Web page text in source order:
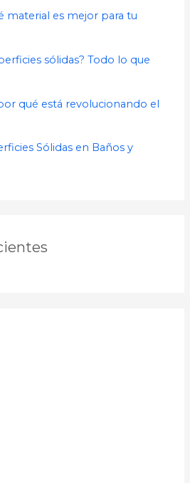
material es mejor para tu
sólidas? Todo lo que
qué está revolucionando el
Sólidas en Baños y